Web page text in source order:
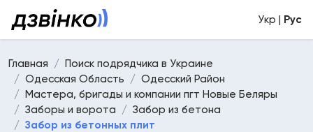
Укр | Рус
Главная
Поиск подрядчика в Украине
Одесская Область
Одесский Район
Мастера, бригады и компании пгт Новые Беляры
Заборы и ворота
Забор из бетона
Забор из бетонных плит